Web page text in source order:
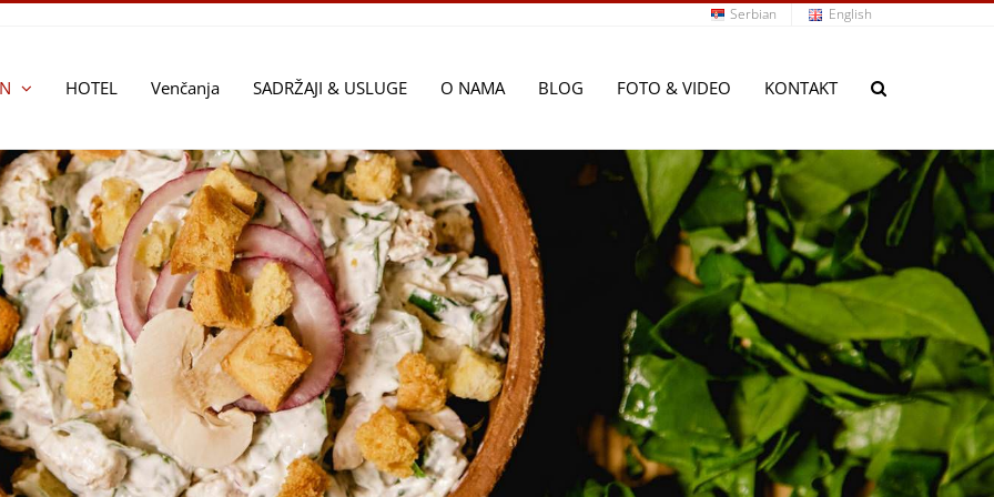
Serbian English
HOTEL Venčanja SADRŽAJI & USLUGE O NAMA BLOG FOTO & VIDEO KONTAKT